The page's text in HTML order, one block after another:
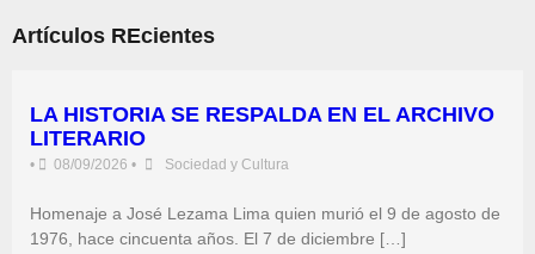
Artículos REcientes
LA HISTORIA SE RESPALDA EN EL ARCHIVO
LITERARIO
• 08/09/2026 • Sociedad y Cultura
Homenaje a José Lezama Lima quien murió el 9 de agosto de
1976, hace cincuenta años. El 7 de diciembre […]